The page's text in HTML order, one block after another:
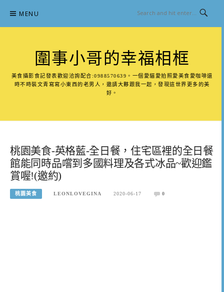
content
MENU
圍事小哥的幸福相框
美食攝影食記發表歡迎洽詢配合:0988570639。一個愛貓愛拍照愛美食愛咖啡還
時不時裝文青寫寫小東西的老男人，邀請大夥跟我一起，發現這世界更多的美
好。
桃園美食-英格藍-全日餐，住宅區裡的全日餐
館能同時品嚐到多國料理及各式冰品~歡迎鑑
賞喔!(邀約)
桃園美食 LEONLOVEGINA 2020-06-17 0